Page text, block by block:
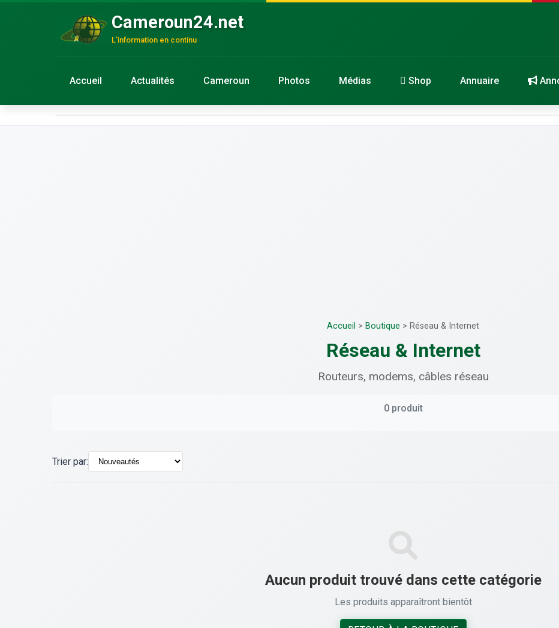
Cameroun24.net
L'information en continu
Accueil Actualités Cameroun Photos Médias Shop Annuaire
Accueil > Boutique > Réseau & Internet
Réseau & Internet
Routeurs, modems, câbles réseau
0 produit
Trier par:
Aucun produit trouvé dans cette catégorie
Les produits apparaîtront bientôt